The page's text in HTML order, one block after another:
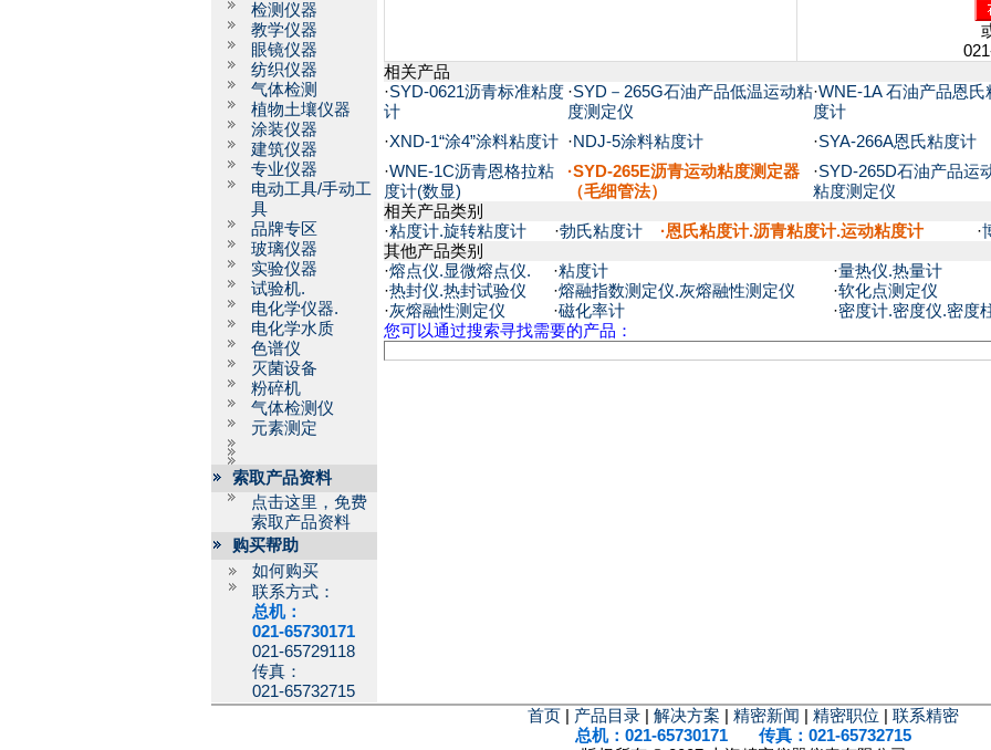
检测仪器
教学仪器
眼镜仪器
纺织仪器
气体检测
植物土壤仪器
涂装仪器
建筑仪器
专业仪器
电动工具/手动工
具
品牌专区
玻璃仪器
实验仪器
试验机.
电化学仪器.
电化学水质
色谱仪
灭菌设备
粉碎机
气体检测仪
元素测定
索取产品资料
点击这里，免费
索取产品资料
购买帮助
如何购买
联系方式：
总机：
021-65730171
021-65729118
传真：
021-65732715
相关产品
·SYD-0621沥青标准粘度
计
·SYD－265G石油产品低温运动粘
度测定仪
·WNE-1A 石油产品恩氏
度计
·XND-1“涂4”涂料粘度计 ·NDJ-5涂料粘度计 ·SYA-266A恩氏粘度计
·WNE-1C沥青恩格拉粘
度计(数显)
·SYD-265E沥青运动粘度测定器
（毛细管法）
·SYD-265D石油产品运
粘度测定仪
相关产品类别
·粘度计.旋转粘度计 ·勃氏粘度计 ·恩氏粘度计.沥青粘度计.运动粘度计 ·
其他产品类别
·熔点仪.显微熔点仪. ·粘度计 ·量热仪.热量计
·热封仪.热封试验仪 ·熔融指数测定仪.灰熔融性测定仪 ·软化点测定仪
·灰熔融性测定仪 ·磁化率计 ·密度计.密度仪.密度
您可以通过搜索寻找需要的产品：
首页 产品目录 解决方案 精密新闻 精密职位
联系精密
总机：021-65730171 传真：021-65732715